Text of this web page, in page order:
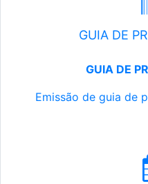
GUIA DE
GUIA DE
Emissão de guia de